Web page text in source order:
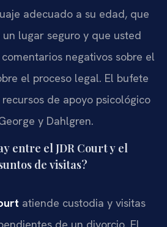
adecuado a su edad, que
lugar seguro y que usted
negativos sobre el
el proceso legal. El bufete
de apoyo psicológico
y Dahlgren.
entre el JDR Court y el
de visitas?
atiende custodia y visitas